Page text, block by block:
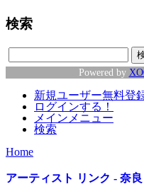
検索
Powered by
新規ユーザー無料登
ログインする！
メインメニュー
検索
Home
アーティスト リンク - 奈